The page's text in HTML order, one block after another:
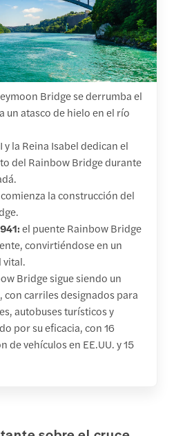
Bridge se derrumba el
un atasco de hielo en el río
y la Reina Isabel dedican el
del Rainbow Bridge durante
comienza la construcción del
el puente Rainbow Bridge
convirtiéndose en un
vital.
Bridge sigue siendo un
carriles designados para
autobuses turísticos y
por su eficacia, con 16
de vehículos en EE.UU. y 15